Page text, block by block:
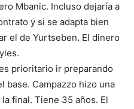
Mbanic. Incluso dejaría a
y si se adapta bien
el de Yurtseben. El dinero
prioritario ir preparando
base. Campazzo hizo una
la final. Tiene 35 años. El